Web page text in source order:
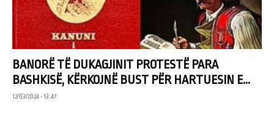
BANORË TË DUKAGJINIT PROTESTË PARA
BASHKISË, KËRKOJNË BUST PËR HARTUESIN E...
12/03/2024 • 13:47